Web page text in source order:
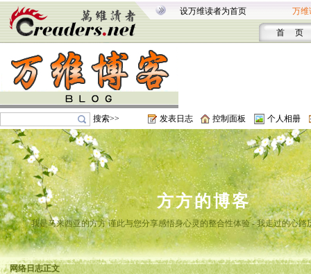
设万维读者为首页 万维
首 页
搜索>> 发表日志 控制面板 个人相册
方方的博客
我是马来西亚的方方 谨此与您分享感悟身心灵的整合性体验 - 我走过的心路
网络日志正文